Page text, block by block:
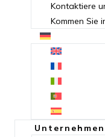
Kontaktiere
Kommen Sie
Unternehmen